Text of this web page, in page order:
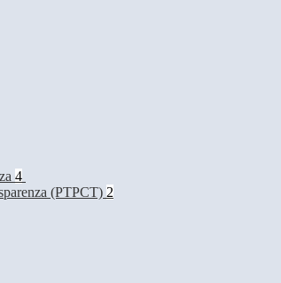
4
(PTPCT) 2